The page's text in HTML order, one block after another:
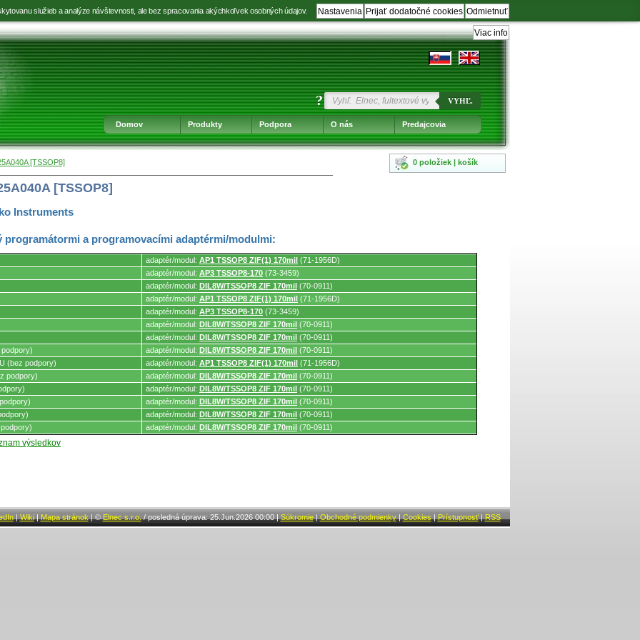
služieb a analýze návštevnosti, ale bez spracovania akýchkoľvek osobných údajov. Odmietnuť
Prijať dodatočné cookies
Nastavenia
Viac info
na
výber
jazyka
na
hlavnú
navigáciu
na
obsah
na
navigáciu
v
päte
? VYHĽ.
Domov Produkty Podpora O nás Predajcovia
0 položiek | košík
[TSSOP8]
[TSSOP8]
Instruments
programátormi a programovacími adaptérmi/modulmi:
adaptér/modul: AP1 TSSOP8 ZIF(1) 170mil (71-1956D)
adaptér/modul: AP3 TSSOP8-170 (73-3459)
adaptér/modul: DIL8W/TSSOP8 ZIF 170mil (70-0911)
adaptér/modul: AP1 TSSOP8 ZIF(1) 170mil (71-1956D)
adaptér/modul: AP3 TSSOP8-170 (73-3459)
adaptér/modul: DIL8W/TSSOP8 ZIF 170mil (70-0911)
adaptér/modul: DIL8W/TSSOP8 ZIF 170mil (70-0911)
adaptér/modul: DIL8W/TSSOP8 ZIF 170mil (70-0911)
(bez podpory)
adaptér/modul: AP1 TSSOP8 ZIF(1) 170mil (71-1956D)
podpory)
adaptér/modul: DIL8W/TSSOP8 ZIF 170mil (70-0911)
adaptér/modul: DIL8W/TSSOP8 ZIF 170mil (70-0911)
adaptér/modul: DIL8W/TSSOP8 ZIF 170mil (70-0911)
adaptér/modul: DIL8W/TSSOP8 ZIF 170mil (70-0911)
adaptér/modul: DIL8W/TSSOP8 ZIF 170mil (70-0911)
výsledkov
| Wiki| Mapa stránok | © Elnec s.r.o. / posledná úprava: 25.Jun.2026 00:00| Súkromie| Obchodné podmienky| Cookies | Prístupnosť| RSS